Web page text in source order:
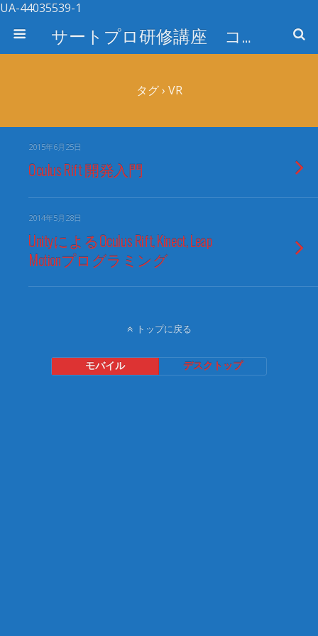
UA-44035539-1
サートプロ研修講座 コース検索
タグ › VR
2015年6月25日
Oculus Rift 開発入門
2014年5月28日
UnityによるOculus Rift, Kinect, Leap
Motionプログラミング
トップに戻る
モバイル デスクトップ